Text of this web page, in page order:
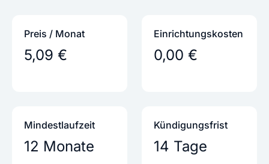
Preis / Monat
5,09 €
Einrichtungs­kosten
0,00 €
Mindestlaufzeit
12 Monate
Kündigungs­frist
14 Tage